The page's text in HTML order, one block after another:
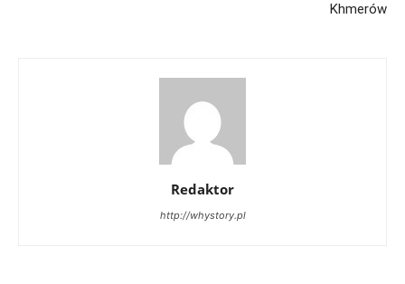
Khmerów
Redaktor
http://whystory.pl